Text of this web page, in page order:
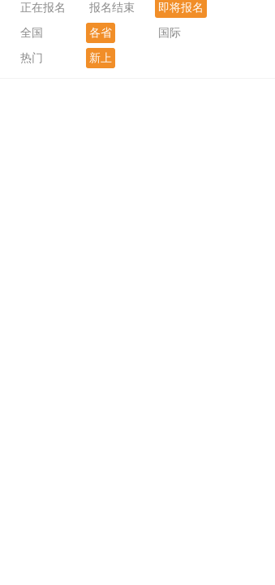
正在报名 报名结束
即将报名
全国 各省
国际
热门 新上